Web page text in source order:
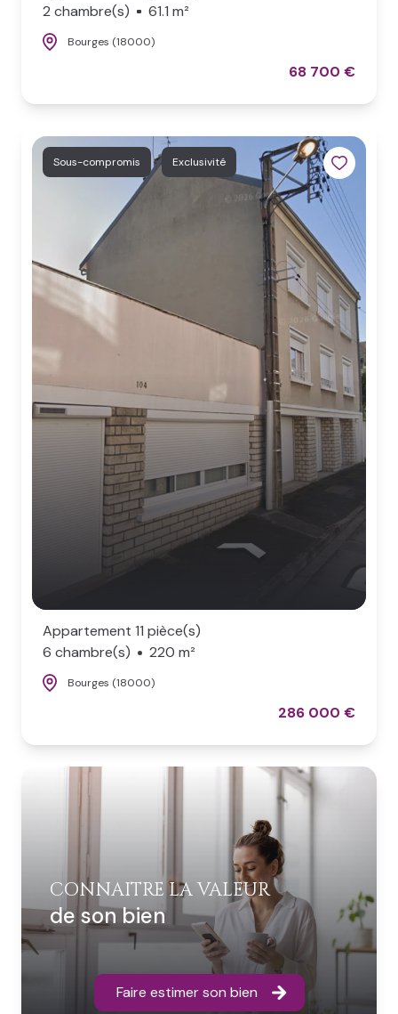
2 chambre(s)
61.1 m²
Bourges (18000)
68 700 €
Sous-compromis Exclusivité
Appartement 11 pièce(s)
6 chambre(s)
220 m²
Bourges (18000)
286 000 €
CONNAITRE LA VALEUR
de son bien
Faire estimer son bien